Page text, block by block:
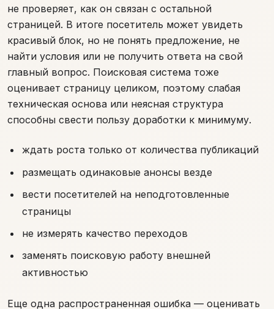
не проверяет, как он связан с остальной
страницей. В итоге посетитель может увидеть
красивый блок, но не понять предложение, не
найти условия или не получить ответа на свой
главный вопрос. Поисковая система тоже
оценивает страницу целиком, поэтому слабая
техническая основа или неясная структура
способны свести пользу доработки к минимуму.
ждать роста только от количества публикаций
размещать одинаковые анонсы везде
вести посетителей на неподготовленные
страницы
не измерять качество переходов
заменять поисковую работу внешней
активностью
Еще одна распространенная ошибка — оценивать